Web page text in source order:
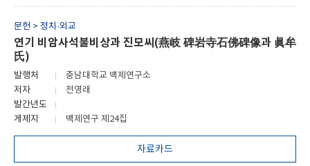
문헌 > 정치·외교
연기 비암사석불비상과 진모씨(燕岐 碑岩寺石佛碑像과 眞牟
氏)
발행처
충남대학교 백제연구소
저자
전영래
발간년도
게제지
백제연구 제24집
자료카드